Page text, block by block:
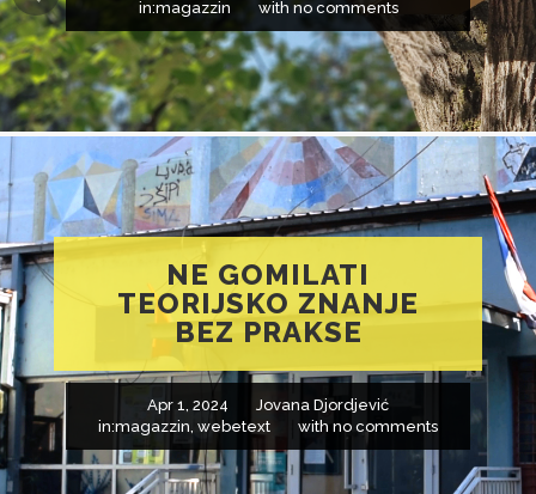
in:magazzin with no comments
NE GOMILATI
TEORIJSKO ZNANJE
BEZ PRAKSE
Apr 1, 2024
Jovana Djordjević
in:magazzin webetext with no comments